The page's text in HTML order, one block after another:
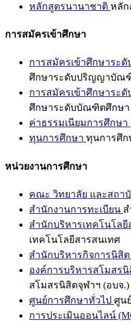
หลักสูตรนานาชาติ หลัก
การสมัครเข้าศึกษา
การสมัครเข้าศึกษาร
ศึกษาระดับปริญญาบัณ
การสมัครเข้าศึกษาระ
ศึกษาระดับบัณฑิตศึกษา
ค่าธรรมเนียมการศึกษา
ทุนการศึกษา ทุนการศึก
หน่วยงานการศึกษา
คณะ วิทยาลัย และสถา
สำนักงานการทะเบียน
สำนักบริหารเทคโนโลยี
เทคโนโลยีสารสนเทศ
สำนักบริหารกิจการนิสิต
องค์การบริหารสโมสร
สโมสรนิสิตจุฬาฯ (อบจ.)
ศูนย์การศึกษาทั่วไป ศูน
การประเมินออนไลน์